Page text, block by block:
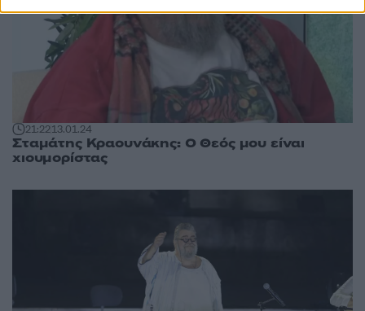
21:2213.01.24
Σταμάτης Κραουνάκης: Ο Θεός μου είναι
χιουμορίστας